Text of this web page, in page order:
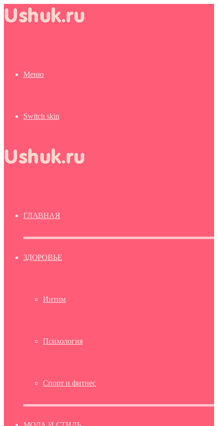
Меню
Switch skin
ГЛАВНАЯ
ЗДОРОВЬЕ
Интим
Психология
Спорт и фитнес